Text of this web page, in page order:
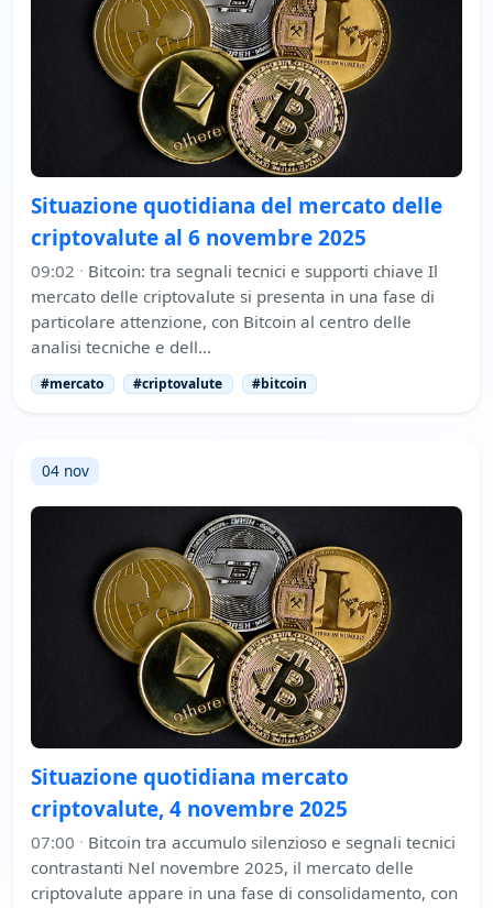
Situazione quotidiana del mercato delle
criptovalute al 6 novembre 2025
09:02 · Bitcoin: tra segnali tecnici e supporti chiave Il
mercato delle criptovalute si presenta in una fase di
particolare attenzione, con Bitcoin al centro delle
analisi tecniche e dell…
#mercato #criptovalute #bitcoin
04 nov
Situazione quotidiana mercato
criptovalute, 4 novembre 2025
07:00 · Bitcoin tra accumulo silenzioso e segnali tecnici
contrastanti Nel novembre 2025, il mercato delle
criptovalute appare in una fase di consolidamento, con